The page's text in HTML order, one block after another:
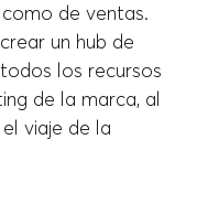
de ventas.
un hub de
los recursos
de la marca, al
viaje de la